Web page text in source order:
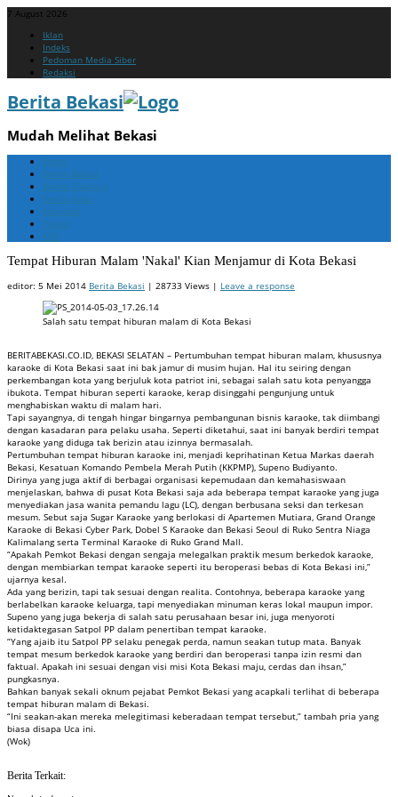
7 August 2026
Menu
content
Iklan
Indeks
Pedoman Media Siber
Redaksi
Berita Bekasi
Mudah Melihat Bekasi
Menu
content
Home
Berita Bekasi
Berita Cikarang
Berita Jabar
Nasional
Politik
ADV
Tempat Hiburan Malam 'Nakal' Kian Menjamur di Kota Bekasi
editor: 5 Mei 2014 Berita Bekasi | 28733 Views | Leave a response
Salah satu tempat hiburan malam di Kota Bekasi
BERITABEKASI.CO.ID, BEKASI SELATAN – Pertumbuhan tempat hiburan malam, khususnya
karaoke di Kota Bekasi saat ini bak jamur di musim hujan. Hal itu seiring dengan
perkembangan kota yang berjuluk kota patriot ini, sebagai salah satu kota penyangga
ibukota. Tempat hiburan seperti karaoke, kerap disinggahi pengunjung untuk
menghabiskan waktu di malam hari.
Tapi sayangnya, di tengah hingar bingarnya pembangunan bisnis karaoke, tak diimbangi
dengan kasadaran para pelaku usaha. Seperti diketahui, saat ini banyak berdiri tempat
karaoke yang diduga tak berizin atau izinnya bermasalah.
Pertumbuhan tempat hiburan karaoke ini, menjadi keprihatinan Ketua Markas daerah
Bekasi, Kesatuan Komando Pembela Merah Putih (KKPMP), Supeno Budiyanto.
Dirinya yang juga aktif di berbagai organisasi kepemudaan dan kemahasiswaan
menjelaskan, bahwa di pusat Kota Bekasi saja ada beberapa tempat karaoke yang juga
menyediakan jasa wanita pemandu lagu (LC), dengan berbusana seksi dan terkesan
mesum. Sebut saja Sugar Karaoke yang berlokasi di Apartemen Mutiara, Grand Orange
Karaoke di Bekasi Cyber Park, Dobel S Karaoke dan Bekasi Seoul di Ruko Sentra Niaga
Kalimalang serta Terminal Karaoke di Ruko Grand Mall.
“Apakah Pemkot Bekasi dengan sengaja melegalkan praktik mesum berkedok karaoke,
dengan membiarkan tempat karaoke seperti itu beroperasi bebas di Kota Bekasi ini,”
ujarnya kesal.
Ada yang berizin, tapi tak sesuai dengan realita. Contohnya, beberapa karaoke yang
berlabelkan karaoke keluarga, tapi menyediakan minuman keras lokal maupun impor.
Supeno yang juga bekerja di salah satu perusahaan besar ini, juga menyoroti
ketidaktegasan Satpol PP dalam penertiban tempat karaoke.
“Yang ajaib itu Satpol PP selaku penegak perda, namun seakan tutup mata. Banyak
tempat mesum berkedok karaoke yang berdiri dan beroperasi tanpa izin resmi dan
faktual. Apakah ini sesuai dengan visi misi Kota Bekasi maju, cerdas dan ihsan,”
pungkasnya.
Bahkan banyak sekali oknum pejabat Pemkot Bekasi yang acapkali terlihat di beberapa
tempat hiburan malam di Bekasi.
“Ini seakan-akan mereka melegitimasi keberadaan tempat tersebut,” tambah pria yang
biasa disapa Uca ini.
(Wok)
Berita Terkait: